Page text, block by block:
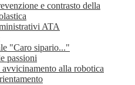
e contrasto della
ATA
"Caro sipario..."
passioni
alla robotica